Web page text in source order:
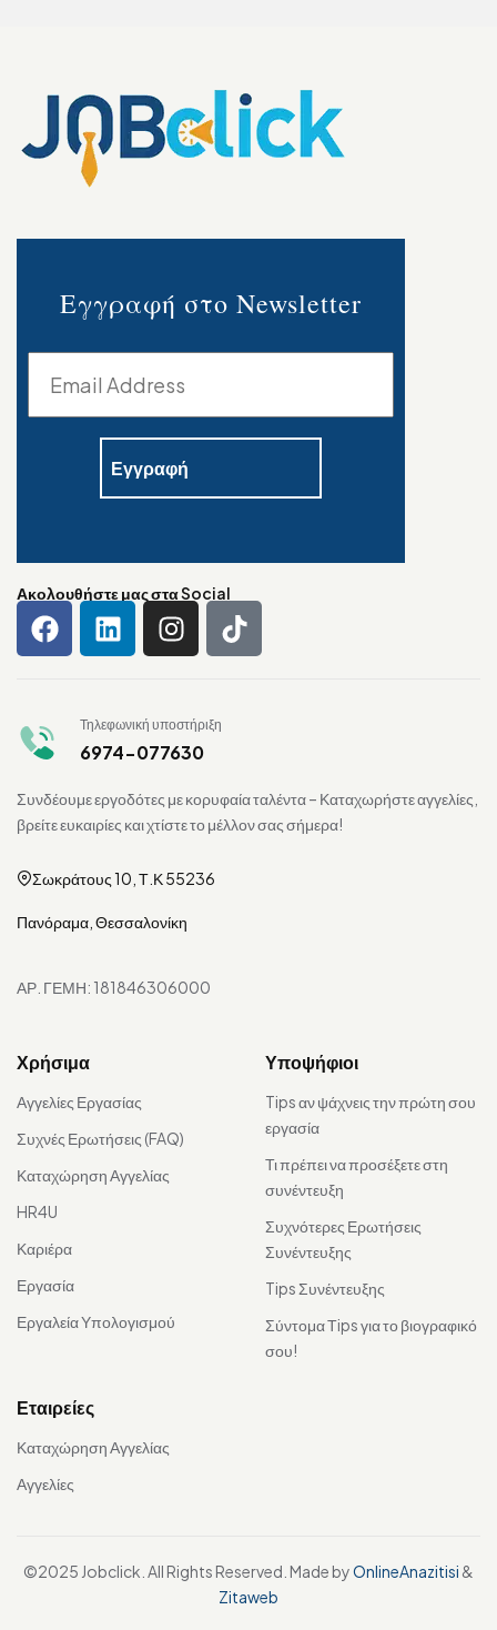
Εγγραφή στο Newsletter
Ακολουθήστε μας στα Social
Τηλεφωνική υποστήριξη
6974-077630
Συνδέουμε εργοδότες με κορυφαία ταλέντα – Καταχωρήστε αγγελίες,
βρείτε ευκαιρίες και χτίστε το μέλλον σας σήμερα!
Σωκράτους 10, Τ.Κ 55236
Πανόραμα, Θεσσαλονίκη
ΑΡ. ΓΕΜΗ: 181846306000
Χρήσιμα
Αγγελίες Εργασίας
Συχνές Ερωτήσεις (FAQ)
Καταχώρηση Αγγελίας
HR4U
Καριέρα
Εργασία
Εργαλεία Υπολογισμού
Υποψήφιοι
Tips αν ψάχνεις την πρώτη σου
εργασία
Τι πρέπει να προσέξετε στη
συνέντευξη
Συχνότερες Ερωτήσεις
Συνέντευξης
Tips Συνέντευξης
Σύντομα Τips για το βιογραφικό
σου!
Εταιρείες
Καταχώρηση Αγγελίας
Αγγελίες
©2025 Jobclick. All Rights Reserved. Made byOnlineAnazitisi &
Zitaweb